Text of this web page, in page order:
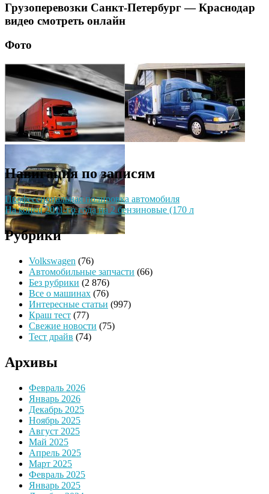
Грузоперевозки Санкт-Петербург — Краснодар
видео смотреть онлайн
Фото
Навигация по записям
Профессиональная полировка автомобиля
На конец 2011-го года на 2 бензиновые (170 л
Рубрики
Volkswagen (76)
Автомобильные запчасти (66)
Без рубрики (2 876)
Все о машинах (76)
Интересные статьи (997)
Краш тест (77)
Свежие новости (75)
Тест драйв (74)
Архивы
Февраль 2026
Январь 2026
Декабрь 2025
Ноябрь 2025
Август 2025
Май 2025
Апрель 2025
Март 2025
Февраль 2025
Январь 2025